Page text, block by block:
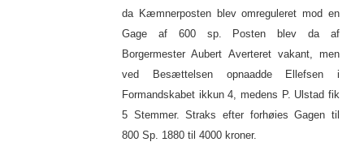
da Kæmnerposten blev omreguleret mod en
Gage af 600 sp. Posten blev da af
Borgermester Aubert Averteret vakant, men
ved Besættelsen opnaadde Ellefsen i
Formandskabet ikkun 4, medens P. Ulstad fik
5 Stemmer. Straks efter forhøies Gagen til
800 Sp. 1880 til 4000 kroner.